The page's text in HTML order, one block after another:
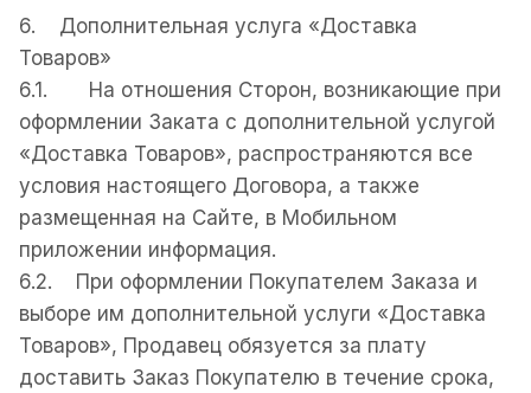
6. Дополнительная услуга «Доставка
Товаров»
6.1. На отношения Сторон, возникающие при
оформлении Заката с дополнительной услугой
«Доставка Товаров», распространяются все
условия настоящего Договора, а также
размещенная на Сайте, в Мобильном
приложении информация.
6.2. При оформлении Покупателем Заказа и
выборе им дополнительной услуги «Доставка
Товаров», Продавец oбязуется за плату
доставить Заказ Покупателю в течение срока,